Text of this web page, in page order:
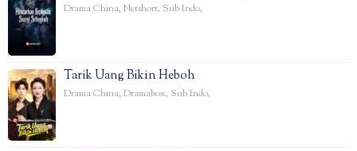
Drama China, Netshort, Sub Indo,
Tarik Uang Bikin Heboh
Drama China, Dramabox, Sub Indo,